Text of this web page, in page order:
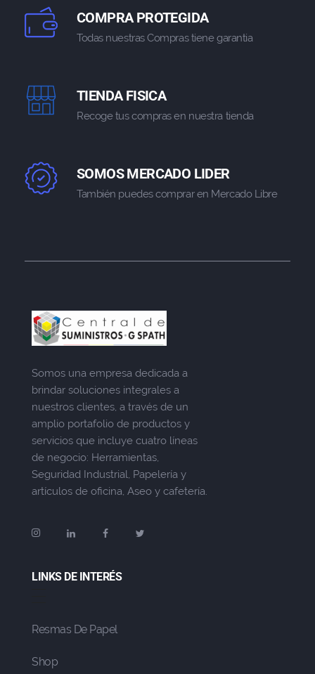
COMPRA PROTEGIDA
Todas nuestras Compras tiene garantia
TIENDA FISICA
Recoge tus compras en nuestra tienda
SOMOS MERCADO LIDER
También puedes comprar en Mercado Libre
Somos una empresa dedicada a
brindar soluciones integrales a
nuestros clientes, a través de un
amplio portafolio de productos y
servicios que incluye cuatro líneas
de negocio: Herramientas,
Seguridad Industrial, Papelería y
artículos de oficina, Aseo y cafetería.
LINKS DE INTERÉS
Resmas De Papel
Shop